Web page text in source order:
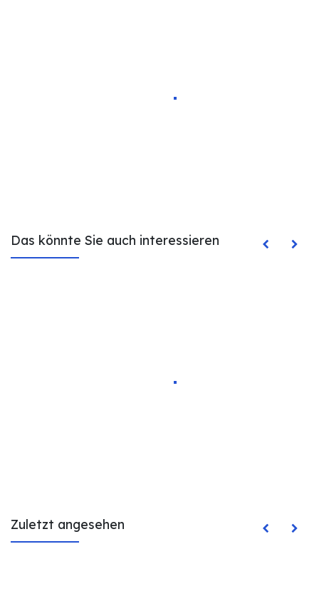
Das könnte Sie auch interessieren
Zuletzt angesehen